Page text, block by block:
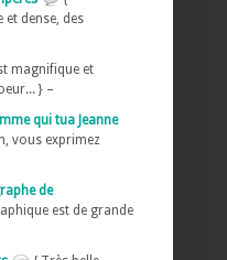
et dense, des
magnifique et
} –
qui tua Jeanne
vous exprimez
de
est de grande